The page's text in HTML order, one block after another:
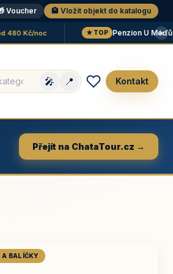
Voucher 🏨 Vložit objekt do katalogu
Kč/noc ★ TOP Penzion U Méďů📍×
🎤 📍 Kontakt
Přejít na ChataTour.cz →
A BALÍČKY